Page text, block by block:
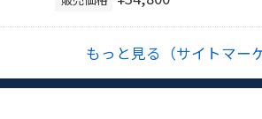
もっと見る（サイトマー